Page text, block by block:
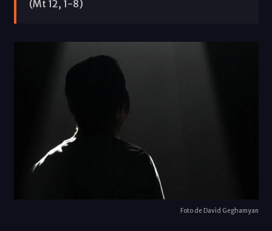
(Mt 12, 1-8)
Foto de David Geghamyan